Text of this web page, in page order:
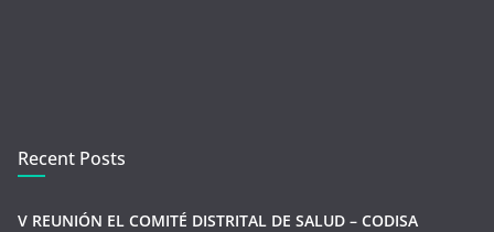
Recent Posts
V REUNIÓN EL COMITÉ DISTRITAL DE SALUD – CODISA